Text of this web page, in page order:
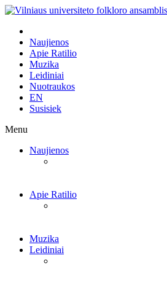
Naujienos
Apie Ratilio
Muzika
Leidiniai
Nuotraukos
EN
Susisiek
Menu
Naujienos
Apie Ratilio
Muzika
Leidiniai